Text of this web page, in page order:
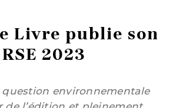
Livre publie son
2023
question environnementale